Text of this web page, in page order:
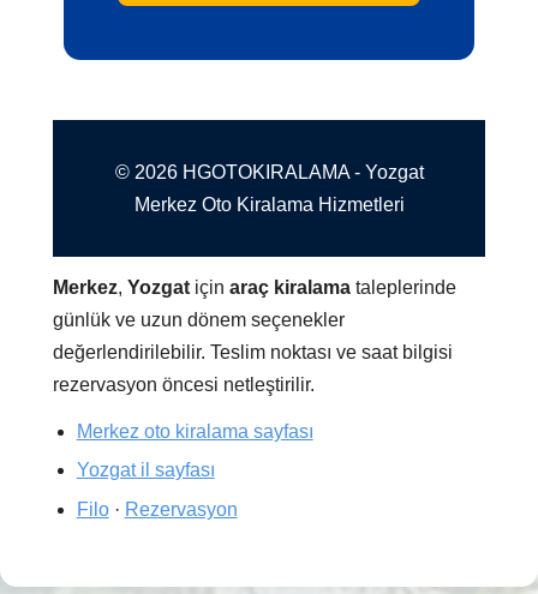
© 2026 HGOTOKIRALAMA - Yozgat
Merkez Oto Kiralama Hizmetleri
Merkez,Yozgat içinaraç kiralama taleplerinde
günlük ve uzun dönem seçenekler
değerlendirilebilir. Teslim noktası ve saat bilgisi
rezervasyon öncesi netleştirilir.
Merkez oto kiralama sayfası
Yozgat il sayfası
Filo· Rezervasyon